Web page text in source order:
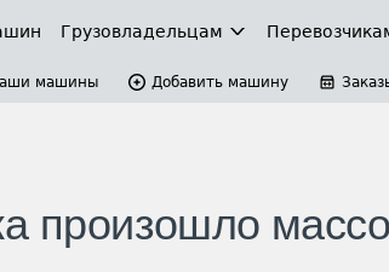
Грузовладельцам
машины Добавить машину
произошло